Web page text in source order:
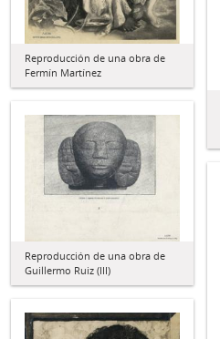
Reproducción de una obra de
Fermín Martínez
Reproducción de una obra de
Guillermo Ruiz (III)